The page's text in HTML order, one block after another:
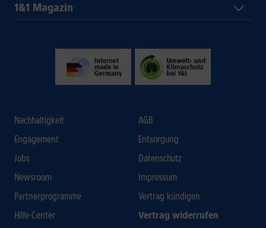
1&1 Magazin
Nachhaltigkeit
Engagement
Jobs
Newsroom
Partnerprogramme
Hilfe-Center
AGB
Entsorgung
Datenschutz
Impressum
Vertrag kündigen
Vertrag widerrufen